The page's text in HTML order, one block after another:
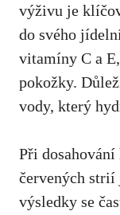
výživu je
do svého
vitamíny C a
pokožky.
vody, který
Při dosahování‌
červených strií
výsledky se⁤